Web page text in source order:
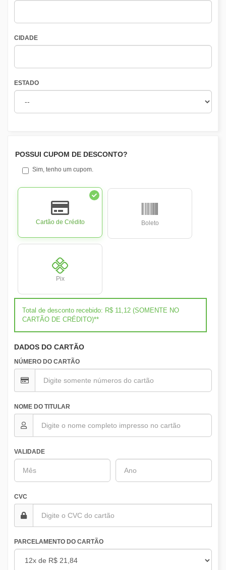
CIDADE
ESTADO
POSSUI CUPOM DE DESCONTO?
Sim, tenho um cupom.
Cartão de Crédito Boleto
Pix
Total de desconto recebido: R$ 11,12 (SOMENTE NO
CARTÃO DE CRÉDITO)**
DADOS DO CARTÃO
NÚMERO DO CARTÃO
NOME DO TITULAR
VALIDADE
CVC
PARCELAMENTO DO CARTÃO